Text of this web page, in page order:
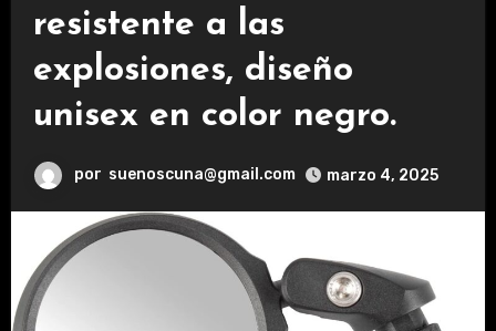
resistente a las
explosiones, diseño
unisex en color negro.
por suenoscuna@gmail.com marzo 4, 2025